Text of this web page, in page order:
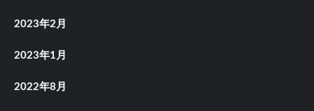
2023年2月
2023年1月
2022年8月